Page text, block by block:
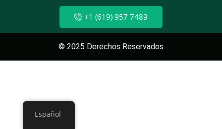
+1 (619) 957 7489
© 2025 Derechos Reservados
Español